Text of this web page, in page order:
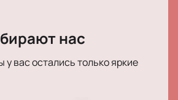
будет дальше?» или «А как
сочувствие, а также
над ценностями
нас
вас остались только яркие